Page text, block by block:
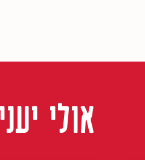
אולי